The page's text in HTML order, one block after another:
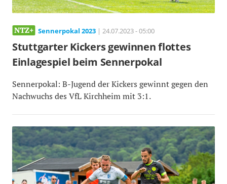
Sennerpokal 2023 | 24.07.2023 - 05:00
Stuttgarter Kickers gewinnen flottes
Einlagespiel beim Sennerpokal
Sennerpokal: B-Jugend der Kickers gewinnt gegen den
Nachwuchs des VfL Kirchheim mit 3:1.